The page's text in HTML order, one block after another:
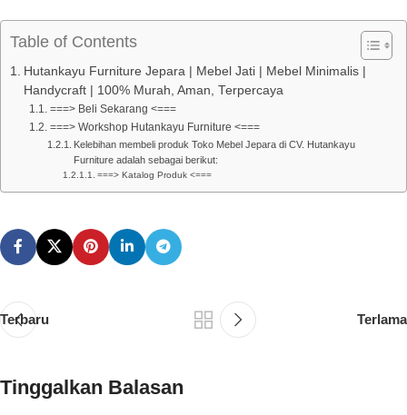
Table of Contents
Hutankayu Furniture Jepara | Mebel Jati | Mebel Minimalis |
Handycraft | 100% Murah, Aman, Terpercaya
===> Beli Sekarang <===
===> Workshop Hutankayu Furniture <===
Kelebihan membeli produk Toko Mebel Jepara di CV. Hutankayu
Furniture adalah sebagai berikut:
===> Katalog Produk <===
Terbaru Terlama
Tinggalkan Balasan